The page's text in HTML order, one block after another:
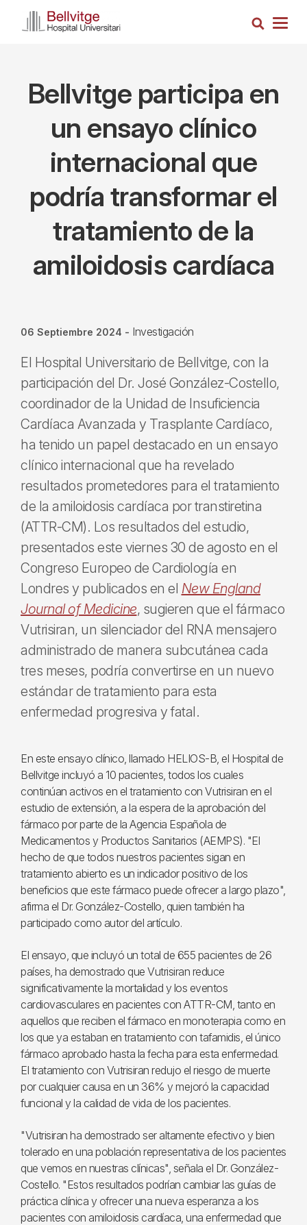
Busca
Bellvitge participa en
un ensayo clínico
internacional que
podría transformar el
tratamiento de la
amiloidosis cardíaca
06 Septiembre 2024 - Investigación
El Hospital Universitario de Bellvitge, con la
participación del Dr. José González-Costello,
coordinador de la Unidad de Insuficiencia
Cardíaca Avanzada y Trasplante Cardíaco,
ha tenido un papel destacado en un ensayo
clínico internacional que ha revelado
resultados prometedores para el tratamiento
de la amiloidosis cardíaca por transtiretina
(ATTR-CM). Los resultados del estudio,
presentados este viernes 30 de agosto en el
Congreso Europeo de Cardiología en
Londres y publicados en el New England
Journal of Medicine, sugieren que el fármaco
Vutrisiran, un silenciador del RNA mensajero
administrado de manera subcutánea cada
tres meses, podría convertirse en un nuevo
estándar de tratamiento para esta
enfermedad progresiva y fatal.
En este ensayo clínico, llamado HELIOS-B, el Hospital de
Bellvitge incluyó a 10 pacientes, todos los cuales
continúan activos en el tratamiento con Vutrisiran en el
estudio de extensión, a la espera de la aprobación del
fármaco por parte de la Agencia Española de
Medicamentos y Productos Sanitarios (AEMPS). "El
hecho de que todos nuestros pacientes sigan en
tratamiento abierto es un indicador positivo de los
beneficios que este fármaco puede ofrecer a largo plazo",
afirma el Dr. González-Costello, quien también ha
participado como autor del artículo.
El ensayo, que incluyó un total de 655 pacientes de 26
países, ha demostrado que Vutrisiran reduce
significativamente la mortalidad y los eventos
cardiovasculares en pacientes con ATTR-CM, tanto en
aquellos que reciben el fármaco en monoterapia como en
los que ya estaban en tratamiento con tafamidis, el único
fármaco aprobado hasta la fecha para esta enfermedad.
El tratamiento con Vutrisiran redujo el riesgo de muerte
por cualquier causa en un 36% y mejoró la capacidad
funcional y la calidad de vida de los pacientes.
"Vutrisiran ha demostrado ser altamente efectivo y bien
tolerado en una población representativa de los pacientes
que vemos en nuestras clínicas", señala el Dr. González-
Costello. "Estos resultados podrían cambiar las guías de
práctica clínica y ofrecer una nueva esperanza a los
pacientes con amiloidosis cardíaca, una enfermedad que